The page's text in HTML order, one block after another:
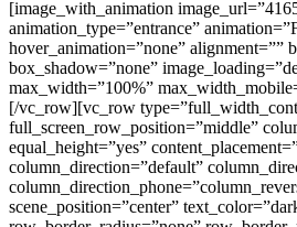
[image_with_animation
animation_type=”entrance”
hover_animation=”none” alignment=””
box_shadow=”none”
max_width=”100%”
[/vc_row][vc_row
full_screen_row_position=”middle”
equal_height=”yes”
column_direction=”default”
scene_position=”center”